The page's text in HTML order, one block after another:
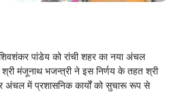
पांडेय को रांची शहर का नया अंचल
मंजूनाथ भजन्त्री ने इस निर्णय के तहत श्री
अंचल में प्रशासनिक कार्यों को सुचारू रूप से